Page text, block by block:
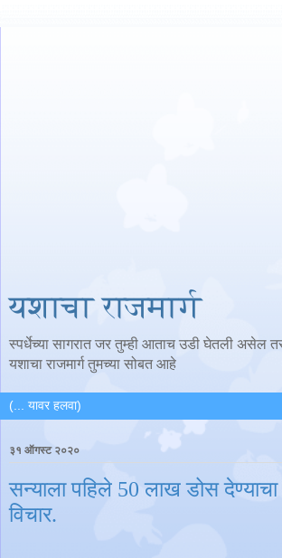
यशाचा राजमार्ग
स्पर्धेच्या सागरात जर तुम्ही आताच उडी घेतली असेल
यशाचा राजमार्ग तुमच्या सोबत आहे
३१ ऑगस्ट २०२०
सन्याला पहिले 50 लाख डोस देण्याचा
विचार.